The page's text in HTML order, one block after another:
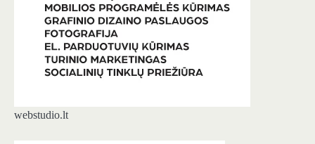
webstudio.lt